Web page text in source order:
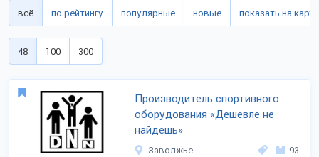
всё по рейтингу популярные новые показать на карте
48 100 300
Производитель спортивного
оборудования «Дешевле не
найдешь»
Заволжье 93